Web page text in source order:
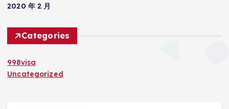
2020 年 2 月
Categories
998visa
Uncategorized